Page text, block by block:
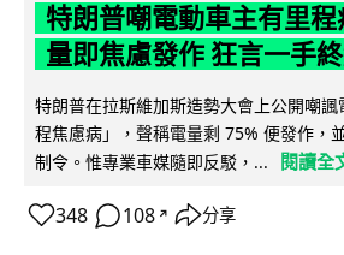
特朗普嘲電動車主有里
量即焦慮發作 狂言一手
特朗普在拉斯維加斯造勢大會上公開嘲
程焦慮病」，聲稱電量剩 75% 便發作，
制令。惟專業車媒隨即反駁，...
閱讀全
348 108 ↗ 分享